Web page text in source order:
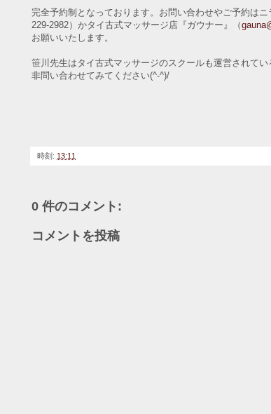
完全予約制となっております。お問い合わせやご予約は
229-2982）かタイ古式マッサージ店『ガウナー』（
お願いいたします。
笹川先生はタイ古式マッサージのスクールも運営されて
非問い合わせてみてください(^-^)/
時刻: 13:11
0 件のコメント:
コメントを投稿